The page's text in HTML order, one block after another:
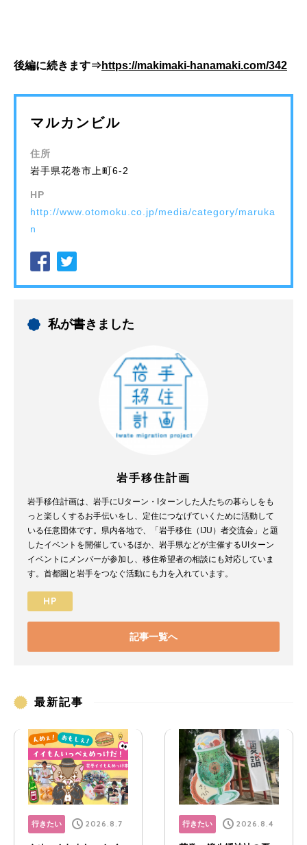
後編に続きます⇒https://makimaki-hanamaki.com/342
マルカンビル
住所
岩手県花巻市上町6-2
HP
http://www.otomoku.co.jp/media/category/maruka
n
私が書きました
岩手移住計画
岩手移住計画は、岩手にUターン・Iターンした人たちの暮らしをも
っと楽しくするお手伝いをし、定住につなげていくために活動して
いる任意団体です。県内各地で、「岩手移住（IJU）者交流会」と題
したイベントを開催しているほか、岩手県などが主催するUIターン
イベントにメンバーが参加し、移住希望者の相談にも対応していま
す。首都圏と岩手をつなぐ活動にも力を入れています。
HP
記事一覧へ
最新記事
行きたい 2026.8.7 行きたい 2026.8.4